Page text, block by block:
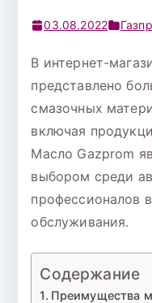
03.08.2022
В интернет-
представлено
смазочных
включая
Масло Gazprom
выбором среди
профессионалов
обслуживания.
Содержание
Преимущества